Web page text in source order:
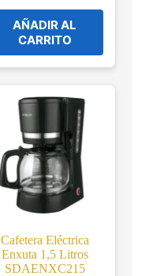
AÑADIR AL
CARRITO
Cafetera Eléctrica
Enxuta 1,5 Litros
SDAENXC215